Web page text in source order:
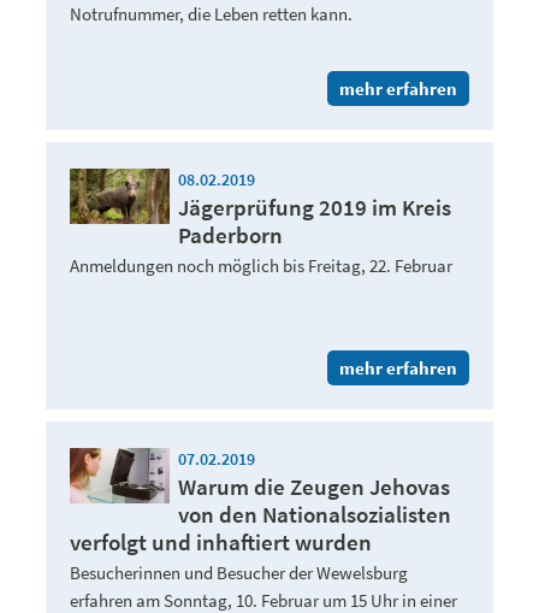
Notrufnummer, die Leben retten kann.
mehr erfahren
08.02.2019
Jägerprüfung 2019 im Kreis
Paderborn
Anmeldungen noch möglich bis Freitag, 22. Februar
mehr erfahren
07.02.2019
Warum die Zeugen Jehovas
von den Nationalsozialisten
verfolgt und inhaftiert wurden
Besucherinnen und Besucher der Wewelsburg
erfahren am Sonntag, 10. Februar um 15 Uhr in einer